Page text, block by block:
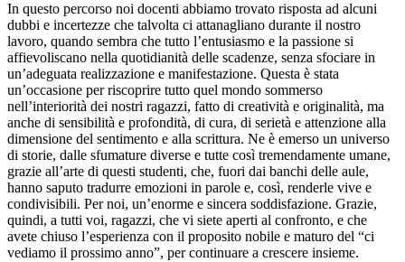
In questo percorso noi docenti abbiamo trovato risposta ad alcuni
dubbi e incertezze che talvolta ci attanagliano durante il nostro
lavoro, quando sembra che tutto l’entusiasmo e la passione si
affievoliscano nella quotidianità delle scadenze, senza sfociare in
un’adeguata realizzazione e manifestazione. Questa è stata
un’occasione per riscoprire tutto quel mondo sommerso
nell’interiorità dei nostri ragazzi, fatto di creatività e originalità, ma
anche di sensibilità e profondità, di cura, di serietà e attenzione alla
dimensione del sentimento e alla scrittura. Ne è emerso un universo
di storie, dalle sfumature diverse e tutte così tremendamente umane,
grazie all’arte di questi studenti, che, fuori dai banchi delle aule,
hanno saputo tradurre emozioni in parole e, così, renderle vive e
condivisibili. Per noi, un’enorme e sincera soddisfazione. Grazie,
quindi, a tutti voi, ragazzi, che vi siete aperti al confronto, e che
avete chiuso l’esperienza con il proposito nobile e maturo del “ci
vediamo il prossimo anno”, per continuare a crescere insieme.